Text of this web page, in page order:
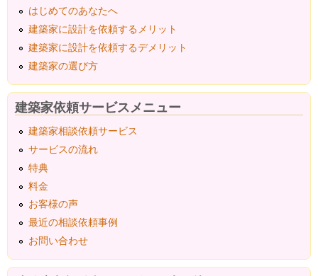
はじめてのあなたへ
建築家に設計を依頼するメリット
建築家に設計を依頼するデメリット
建築家の選び方
建築家依頼サービスメニュー
建築家相談依頼サービス
サービスの流れ
特典
料金
お客様の声
最近の相談依頼事例
お問い合わせ